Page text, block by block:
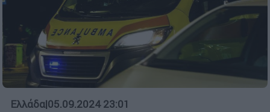
Ελλάδα|05.09.2024 23:01